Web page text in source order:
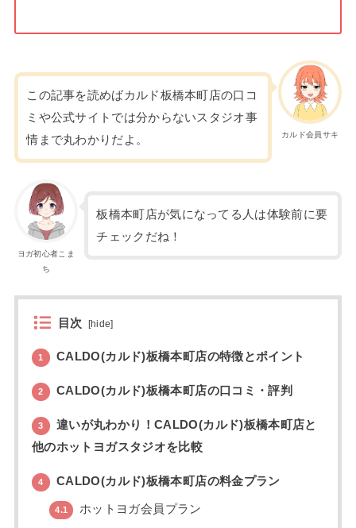
カルド会員サキ
この記事を読めばカルド板橋本町店の口コ
ミや公式サイトでは分からないスタジオ事
情まで丸わかりだよ。
ヨガ初心者こま
ち
板橋本町店が気になってる人は体験前に要
チェックだね！
目次 [hide]
1 CALDO(カルド)板橋本町店の特徴とポイント
2 CALDO(カルド)板橋本町店の口コミ・評判
3
違いが丸わかり！CALDO(カルド)板橋本町店と
他のホットヨガスタジオを比較
4 CALDO(カルド)板橋本町店の料金プラン
4.1 ホットヨガ会員プラン